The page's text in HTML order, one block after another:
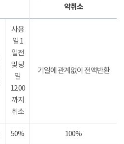
약취소
사용
일 1
일전
및 당
일
12:00
까지
취소
기일에 관계없이 전액반환
50% 100%